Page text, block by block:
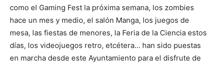
como el Gaming Fest la próxima semana, los zombies
hace un mes y medio, el salón Manga, los juegos de
mesa, las fiestas de menores, la Feria de la Ciencia estos
días, los videojuegos retro, etcétera… han sido puestas
en marcha desde este Ayuntamiento para el disfrute de